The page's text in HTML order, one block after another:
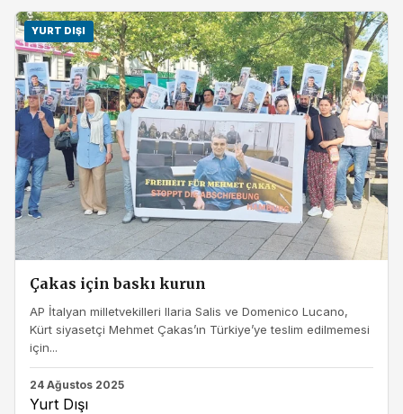
YURT DIŞI
Çakas için baskı kurun
AP İtalyan milletvekilleri Ilaria Salis ve Domenico Lucano,
Kürt siyasetçi Mehmet Çakas’ın Türkiye’ye teslim edilmemesi
için...
24 Ağustos 2025
Yurt Dışı